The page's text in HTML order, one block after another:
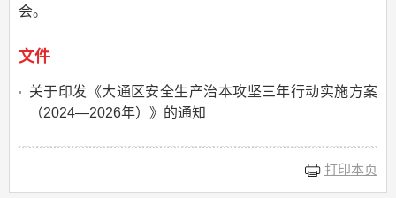
会。
文件
关于印发《大通区安全生产治本攻坚三年行动实施方案
（2024—2026年）》的通知
打印本页